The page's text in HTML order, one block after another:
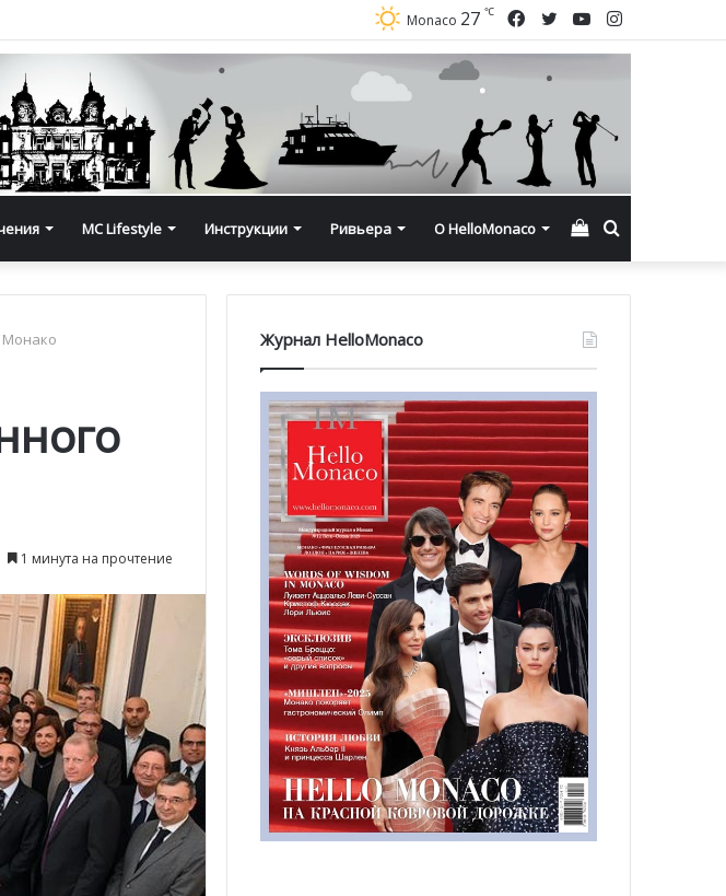
Instagram
YouTube
Twitter
Facebook
Monaco 27 ℃
MC Lifestyle Инструкции Ривьера О HelloMonaco Смотреть
корзину
Монако
1 минута на прочтение
Журнал HelloMonaco